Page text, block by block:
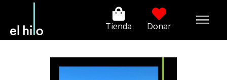
Tienda Donar